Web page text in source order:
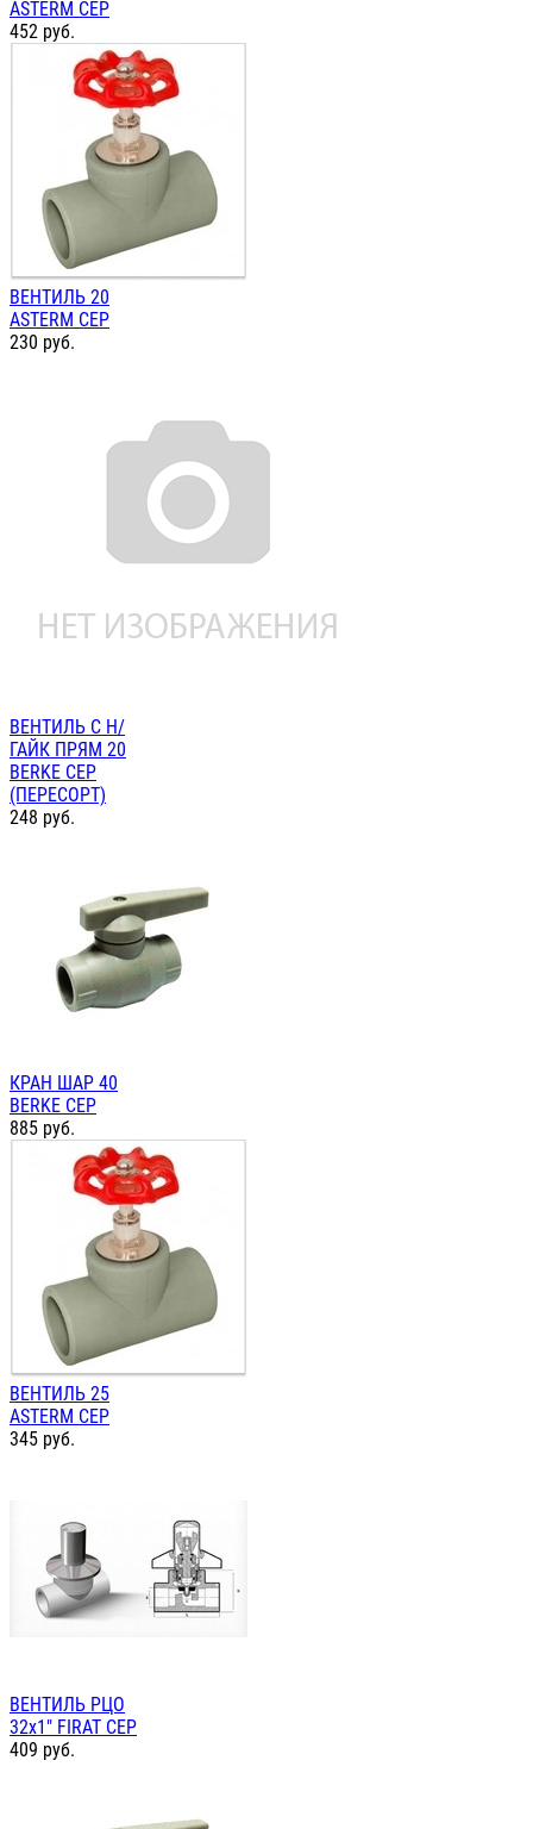
ASTERM СЕР
452 руб.
ВЕНТИЛЬ 20
ASTERM СЕР
230 руб.
ВЕНТИЛЬ С Н/
ГАЙК ПРЯМ 20
BERKE СЕР
(ПЕРЕСОРТ)
248 руб.
КРАН ШАР 40
BERKE СЕР
885 руб.
ВЕНТИЛЬ 25
ASTERM СЕР
345 руб.
ВЕНТИЛЬ РЦО
32х1" FIRAT СЕР
409 руб.